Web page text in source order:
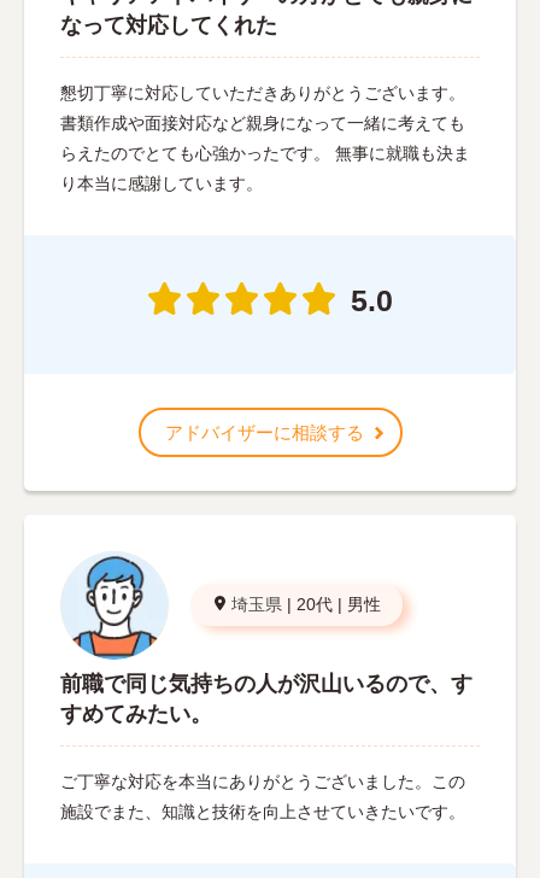
なって対応してくれた
懇切丁寧に対応していただきありがとうございます。
書類作成や面接対応など親身になって一緒に考えても
らえたのでとても心強かったです。 無事に就職も決ま
り本当に感謝しています。
5.0
アドバイザーに相談する
埼玉県 | 20代 | 男性
前職で同じ気持ちの人が沢山いるので、す
すめてみたい。
ご丁寧な対応を本当にありがとうございました。この
施設でまた、知識と技術を向上させていきたいです。